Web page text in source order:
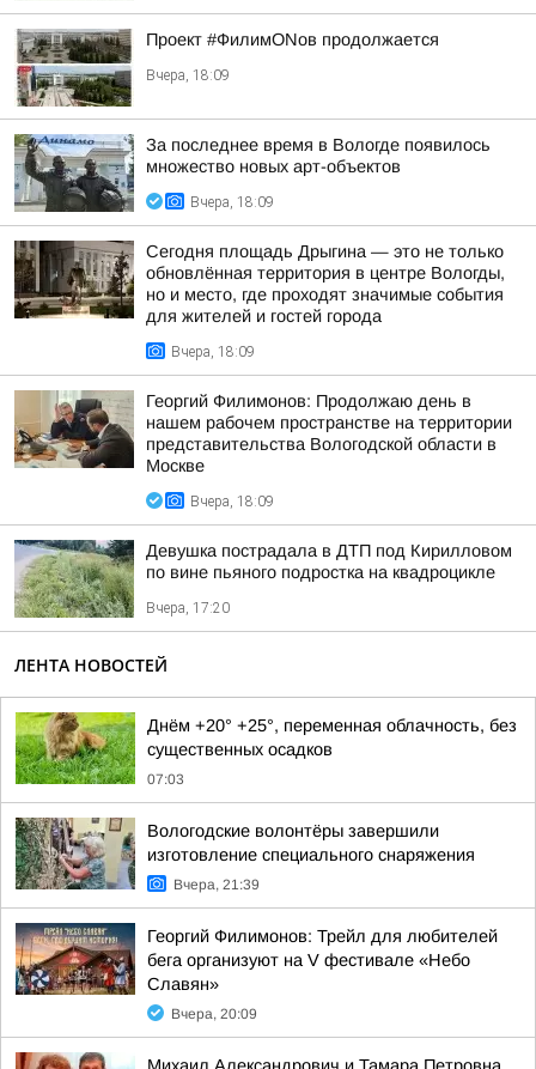
Проект #ФилимONов продолжается
Вчера, 18:09
За последнее время в Вологде появилось
множество новых арт-объектов
Вчера, 18:09
Сегодня площадь Дрыгина — это не только
обновлённая территория в центре Вологды,
но и место, где проходят значимые события
для жителей и гостей города
Вчера, 18:09
Георгий Филимонов: Продолжаю день в
нашем рабочем пространстве на территории
представительства Вологодской области в
Москве
Вчера, 18:09
Девушка пострадала в ДТП под Кирилловом
по вине пьяного подростка на квадроцикле
Вчера, 17:20
ЛЕНТА НОВОСТЕЙ
Днём +20° +25°, переменная облачность, без
существенных осадков
07:03
Вологодские волонтёры завершили
изготовление специального снаряжения
Вчера, 21:39
Георгий Филимонов: Трейл для любителей
бега организуют на V фестивале «Небо
Славян»
Вчера, 20:09